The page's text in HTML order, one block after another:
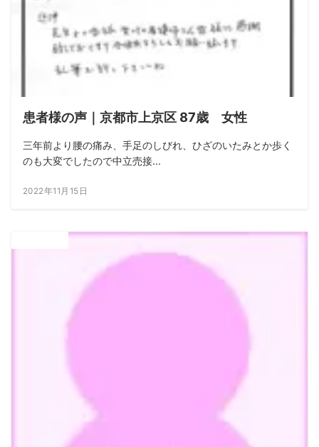
患者様の声｜京都市上京区 87歳 女性
三年前より腰の痛み、手足のしびれ、ひざのいたみとか歩く
のも大変でしたので中立売接...
2022年11月15日